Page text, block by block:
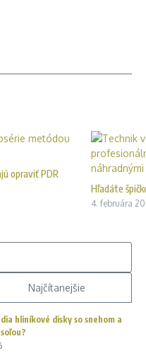
opraviť PDR
Hľadáte
4. februára
Najčítanejšie
hliníkové disky so snehom a